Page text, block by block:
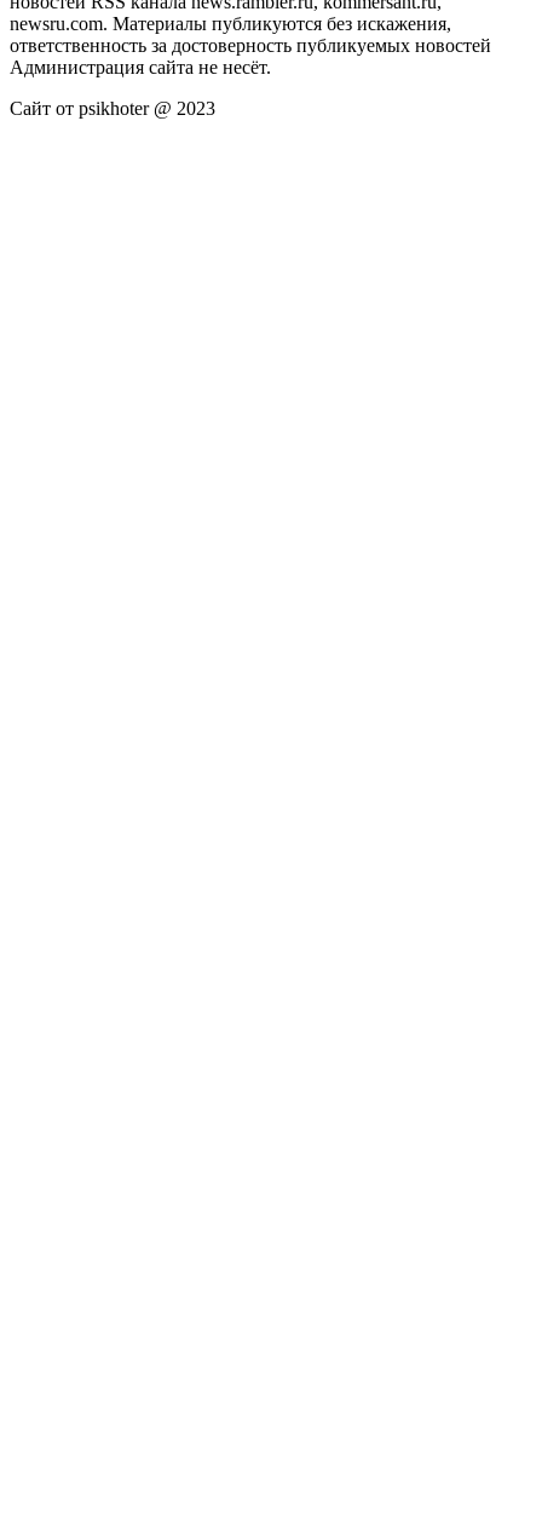
newsru.com. Материалы публикуются без искажения,
ответственность за достоверность публикуемых новостей
Администрация сайта не несёт.
Сайт от psikhoter @ 2023